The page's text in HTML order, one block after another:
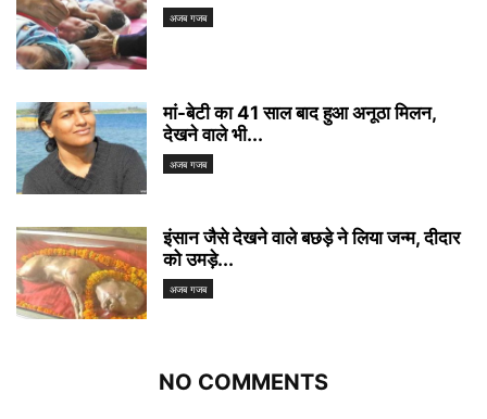
अजब गजब
मां-बेटी का 41 साल बाद हुआ अनूठा मिलन,
देखने वाले भी...
अजब गजब
इंसान जैसे देखने वाले बछड़े ने लिया जन्म, दीदार
को उमड़े...
अजब गजब
NO COMMENTS